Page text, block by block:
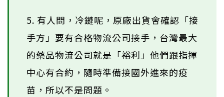
5. 有人問，冷鏈呢，原廠出貨會確認「接
手方」要有合格物流公司接手，台灣最大
的藥品物流公司就是「裕利」他們跟指揮
中心有合約，隨時準備接國外進來的疫
苗，所以不是問題。